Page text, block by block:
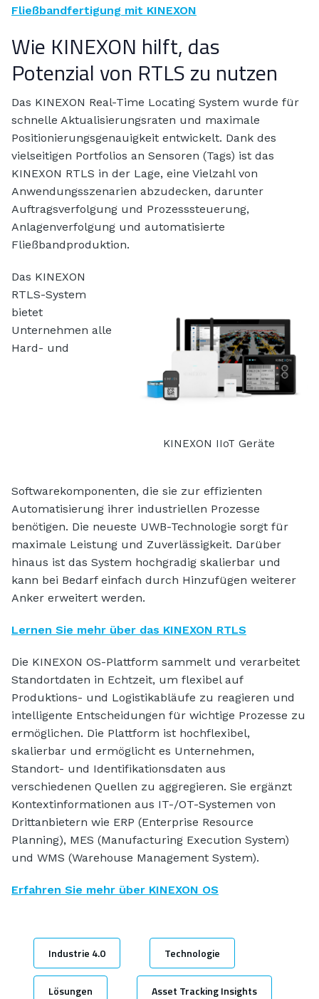
Fließbandfertigung mit KINEXON
Wie KINEXON hilft, das
Potenzial von RTLS zu nutzen
Das KINEXON Real-Time Locating System wurde für
schnelle Aktualisierungsraten und maximale
Positionierungsgenauigkeit entwickelt. Dank des
vielseitigen Portfolios an Sensoren (Tags) ist das
KINEXON RTLS in der Lage, eine Vielzahl von
Anwendungsszenarien abzudecken, darunter
Auftragsverfolgung und Prozesssteuerung,
Anlagenverfolgung und automatisierte
Fließbandproduktion.
KINEXON IIoT Geräte
Das KINEXON
RTLS-System
bietet
Unternehmen alle
Hard- und
Softwarekomponenten, die sie zur effizienten
Automatisierung ihrer industriellen Prozesse
benötigen. Die neueste UWB-Technologie sorgt für
maximale Leistung und Zuverlässigkeit. Darüber
hinaus ist das System hochgradig skalierbar und
kann bei Bedarf einfach durch Hinzufügen weiterer
Anker erweitert werden.
Lernen Sie mehr über das KINEXON RTLS
Die KINEXON OS-Plattform sammelt und verarbeitet
Standortdaten in Echtzeit, um flexibel auf
Produktions- und Logistikabläufe zu reagieren und
intelligente Entscheidungen für wichtige Prozesse zu
ermöglichen. Die Plattform ist hochflexibel,
skalierbar und ermöglicht es Unternehmen,
Standort- und Identifikationsdaten aus
verschiedenen Quellen zu aggregieren. Sie ergänzt
Kontextinformationen aus IT-/OT-Systemen von
Drittanbietern wie ERP (Enterprise Resource
Planning), MES (Manufacturing Execution System)
und WMS (Warehouse Management System).
Erfahren Sie mehr über KINEXON OS
Industrie 4.0 Technologie
Lösungen Asset Tracking Insights